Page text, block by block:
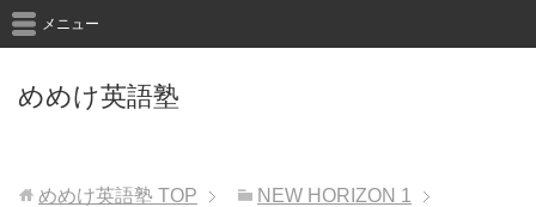
めめけ英語塾
メニュー
めめけ英語塾 TOP NEW HORIZON 1